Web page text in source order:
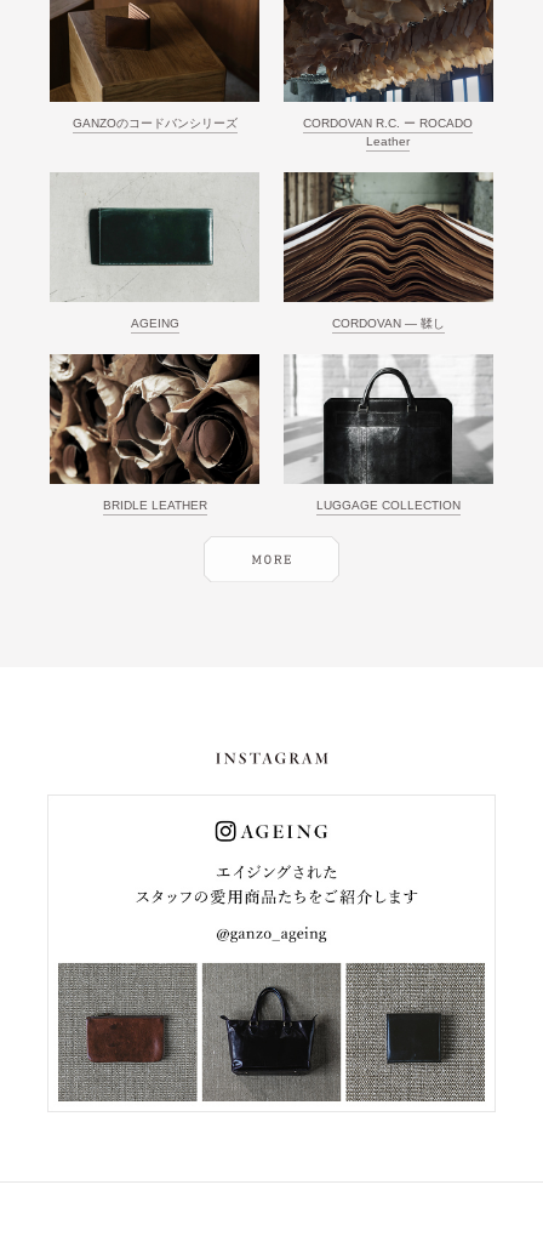
GANZOのコードバンシリーズ
CORDOVAN R.C. ー ROCADO
Leather
AGEING CORDOVAN ― 鞣し
BRIDLE LEATHER LUGGAGE COLLECTION